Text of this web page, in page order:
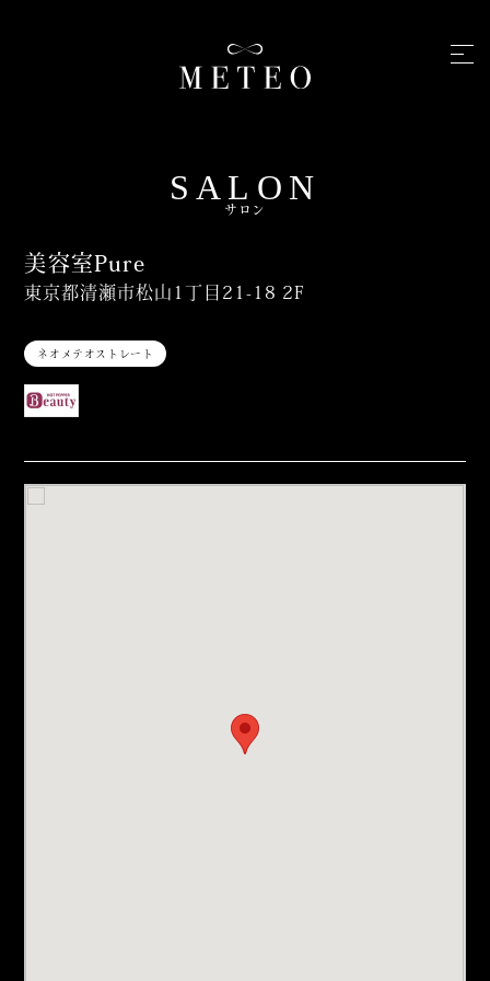
SALON
サロン
美容室Pure
東京都清瀬市松山1丁目21-18 2F
ネオメテオストレート